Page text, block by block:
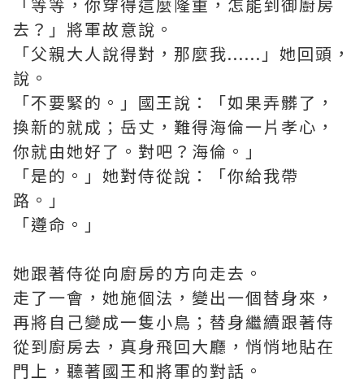
去？」將軍故意說。
「父親大人說得對，那麼我......」她回頭，
說。
「不要緊的。」國王說：「如果弄髒了，
換新的就成；岳丈，難得海倫一片孝心，
你就由她好了。對吧？海倫。」
「是的。」她對侍從說：「你給我帶
路。」
「遵命。」
她跟著侍從向廚房的方向走去。
走了一會，她施個法，變出一個替身來，
再將自己變成一隻小鳥；替身繼續跟著侍
從到廚房去，真身飛回大廳，悄悄地貼在
門上，聽著國王和將軍的對話。